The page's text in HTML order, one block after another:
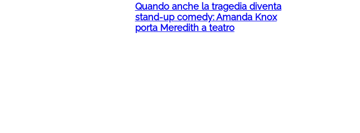
Quando anche la tragedia diventa
stand-up comedy: Amanda Knox
porta Meredith a teatro